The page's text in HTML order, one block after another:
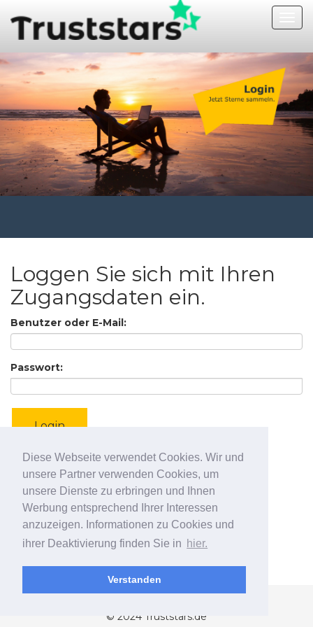
Diese Webseite verwendet Cookies. Wir und
unsere Partner verwenden Cookies, um
unsere Dienste zu erbringen und Ihnen
Werbung entsprechend Ihrer Interessen
anzuzeigen. Informationen zu Cookies und
ihrer Deaktivierung finden Sie in hier.
Verstanden
Loggen Sie sich mit Ihren
Zugangsdaten ein.
Benutzer oder E-Mail:
Passwort:
Login
Datenschutz|Impressum
© 2024 Truststars.de